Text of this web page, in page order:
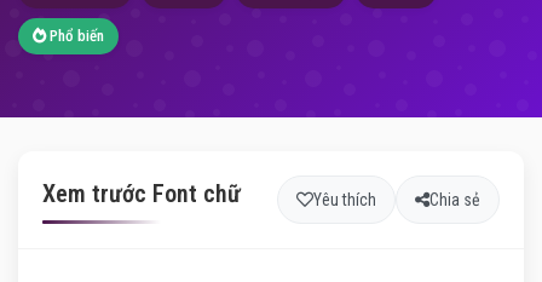
Phổ biến
Xem trước Font chữ Yêu thích Chia sẻ